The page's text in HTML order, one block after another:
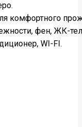
комфортного
фен, ЖК-
WI-FI.